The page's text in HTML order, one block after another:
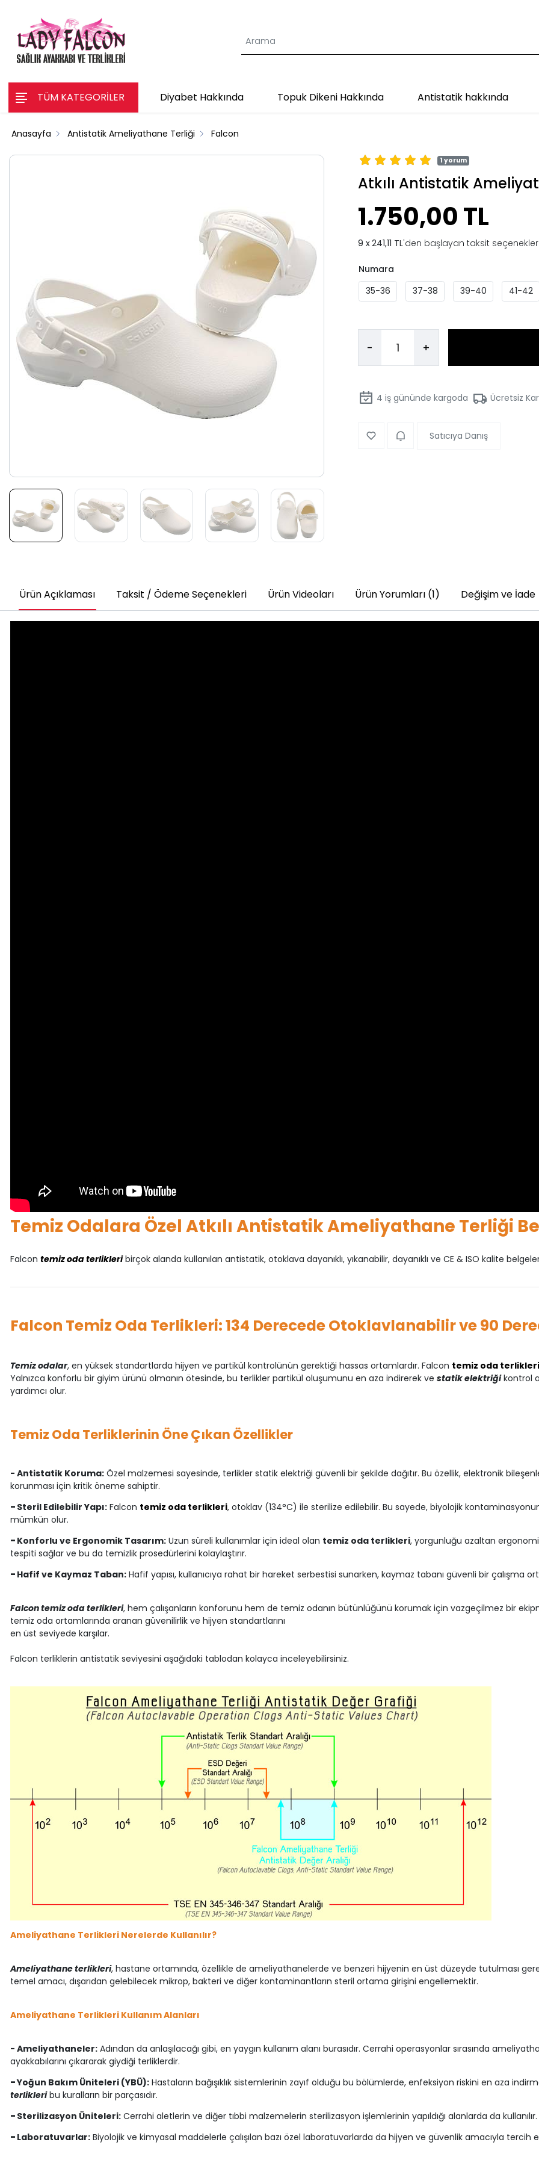
TÜM KATEGORİLER Diyabet Hakkında Topuk Dikeni Hakkında Antistatik hakkında
Anasayfa Antistatik Ameliyathane Terliği Falcon
1 yorum
Atkılı Antistatik
1.750,00 TL
241,11 TL'den başlayan taksit
Numara
35-36
37-38 39-40 41-42
- +
4 iş gününde kargoda Ücretsiz
Satıcıya Danış
Ürün Açıklaması Taksit / Ödeme Seçenekleri Ürün Videoları Ürün Yorumları (1) Değişim ve İade
Temiz Odalara Özel Atkılı Antistatik Ameliyathane Terliği
Falcon temiz oda terlikleribirçok alanda kullanılan antistatik, otoklava dayanıklı, yıkanabilir, dayanıklı ve CE & ISO kalite
Falcon Temiz Oda Terlikleri: 134 Derecede Otoklavlanabilir ve 90
Temiz odalar, en yüksek standartlarda hijyen ve partikül kontrolünün gerektiği hassas ortamlardır. Falcon temiz oda terlikleri
Yalnızca konforlu bir giyim ürünü olmanın ötesinde, bu terlikler partikül oluşumunu en aza indirerek ve statik elektriğikontrol
yardımcı olur.
Temiz Oda Terliklerinin Öne Çıkan Özellikler
- Antistatik Koruma:Özel malzemesi sayesinde, terlikler statik elektriği güvenli bir şekilde dağıtır. Bu özellik, elektronik
korunması için kritik öneme sahiptir.
- Steril Edilebilir Yapı:Falcon temiz oda terlikleri, otoklav (134°C) ile sterilize edilebilir. Bu sayede, biyolojik
mümkün olur.
- Konforlu ve Ergonomik Tasarım:Uzun süreli kullanımlar için ideal olan temiz oda terlikleri, yorgunluğu azaltan
tespiti sağlar ve bu da temizlik prosedürlerini kolaylaştırır.
- Hafif ve Kaymaz Taban:Hafif yapısı, kullanıcıya rahat bir hareket serbestisi sunarken, kaymaz tabanı güvenli bir çalışma
Falcon temiz oda terlikleri, hem çalışanların konforunu hem de temiz odanın bütünlüğünü korumak için vazgeçilmez bir
temiz oda ortamlarında aranan güvenilirlik ve hijyen standartlarını
en üst seviyede karşılar.
Falcon terliklerin antistatik seviyesini aşağıdaki tablodan kolayca inceleyebilirsiniz.
Ameliyathane Terlikleri Nerelerde Kullanılır?
Ameliyathane terlikleri, hastane ortamında, özellikle de ameliyathanelerde ve benzeri hijyenin en üst düzeyde tutulması
temel amacı, dışarıdan gelebilecek mikrop, bakteri ve diğer kontaminantların steril ortama girişini engellemektir.
Ameliyathane Terlikleri Kullanım Alanları
- Ameliyathaneler:Adından da anlaşılacağı gibi, en yaygın kullanım alanı burasıdır. Cerrahi operasyonlar sırasında
ayakkabılarını çıkararak giydiği terliklerdir.
-Yoğun Bakım Üniteleri (YBÜ):Hastaların bağışıklık sistemlerinin zayıf olduğu bu bölümlerde, enfeksiyon riskini en aza
terlikleribu kuralların bir parçasıdır.
- Sterilizasyon Üniteleri:Cerrahi aletlerin ve diğer tıbbi malzemelerin sterilizasyon işlemlerinin yapıldığı alanlarda da kullanılır.
- Laboratuvarlar:Biyolojik ve kimyasal maddelerle çalışılan bazı özel laboratuvarlarda da hijyen ve güvenlik amacıyla tercih